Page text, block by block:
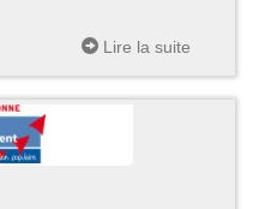
Lire la suite